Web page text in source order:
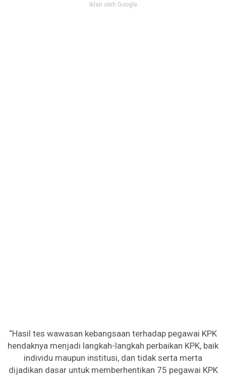
Iklan oleh Google
“Hasil tes wawasan kebangsaan terhadap pegawai KPK
hendaknya menjadi langkah-langkah perbaikan KPK, baik
individu maupun institusi, dan tidak serta merta
dijadikan dasar untuk memberhentikan 75 pegawai KPK